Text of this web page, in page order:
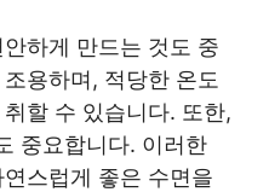
하게 만드는 것도 중
용하며, 적당한 온도
할 수 있습니다. 또한,
중요합니다. 이러한
스럽게 좋은 수면을